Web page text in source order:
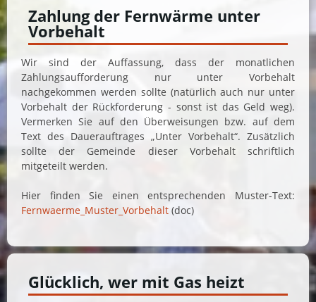
Zahlung der Fernwärme unter
Vorbehalt
Wir sind der Auffassung, dass der monatlichen
Zahlungsaufforderung nur unter Vorbehalt
nachgekommen werden sollte (natürlich auch nur unter
Vorbehalt der Rückforderung - sonst ist das Geld weg).
Vermerken Sie auf den Überweisungen bzw. auf dem
Text des Dauerauftrages „Unter Vorbehalt“. Zusätzlich
sollte der Gemeinde dieser Vorbehalt schriftlich
mitgeteilt werden.
Hier finden Sie einen entsprechenden Muster-Text:
Fernwaerme_Muster_Vorbehalt (doc)
Glücklich, wer mit Gas heizt